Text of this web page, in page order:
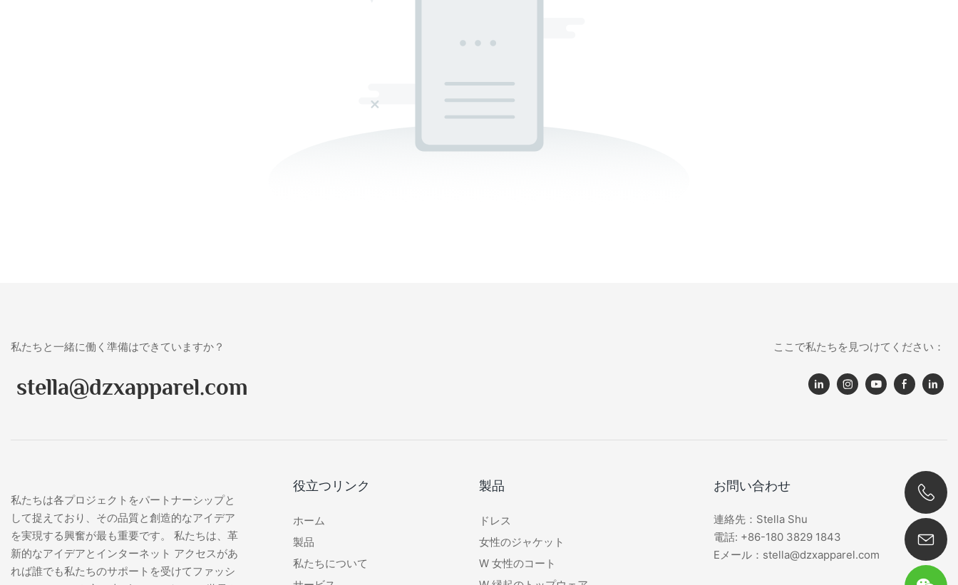
私たちと一緒に働く準備はできていますか？
stella@dzxapparel.com
ここで私たちを見つけてください：
私たちは各プロジェクトをパートナーシップと
して捉えており、その品質と創造的なアイデア
を実現する興奮が最も重要です。 私たちは、革
新的なアイデアとインターネット アクセスがあ
れば誰でも私たちのサポートを受けてファッシ
役立つリンク
ホーム
製品
私たちについて
製品
ドレス
女性のジャケット
W 女性のコート
お問い合わせ
連絡先：Stella Shu
電話: +86-180 3829 1843
Eメール：stella@dzxapparel.com